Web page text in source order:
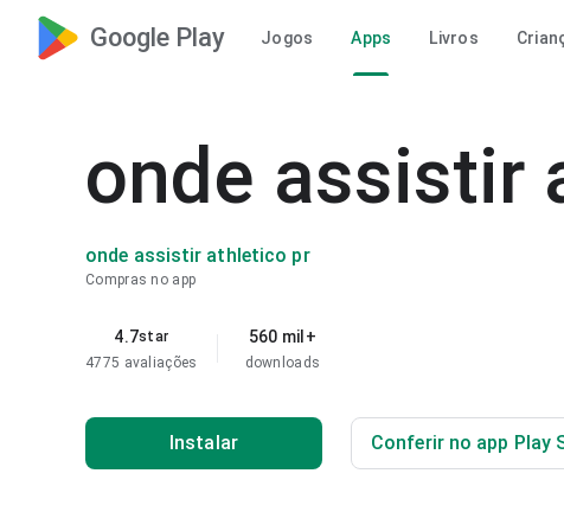
Google Play Jogos Apps Livros
onde assistir
onde assistir athletico pr
Compras no app
4.7star
4775 avaliações
560 mil+
downloads
Instalar Conferir no app Play